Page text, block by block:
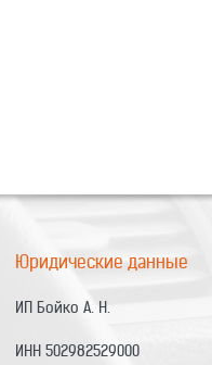
Юридические данные
ИП Бойко А. Н.
ИНН 502982529000